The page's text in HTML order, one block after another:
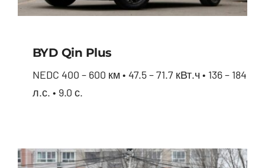
BYD Qin Plus
NEDC 400 – 600 км • 47.5 – 71.7 кВт.ч • 136 – 184
л.с. • 9.0 с.